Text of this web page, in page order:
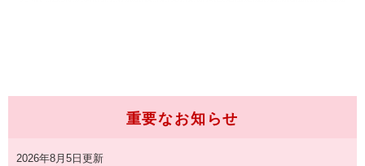
重要なお知らせ
2026年8月5日更新